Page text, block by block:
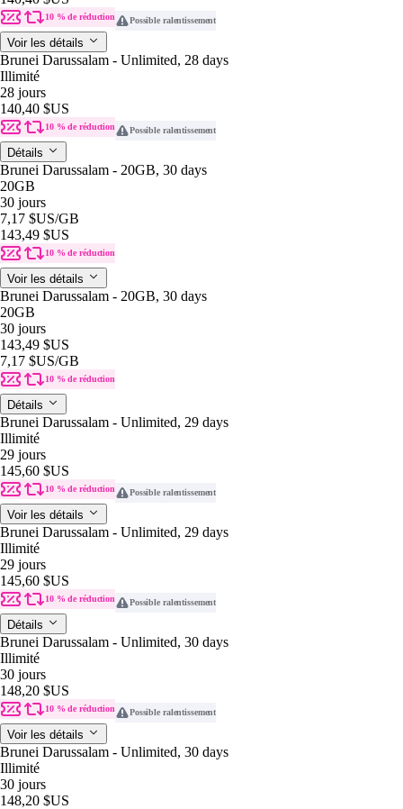
10 % de réduction Possible ralentissement
Voir les détails
Brunei Darussalam - Unlimited, 28 days
Illimité
28 jours
140,40 $US
10 % de réduction Possible ralentissement
Détails
Brunei Darussalam - 20GB, 30 days
20GB
30 jours
7,17 $US/GB
143,49 $US
10 % de réduction
Voir les détails
Brunei Darussalam - 20GB, 30 days
20GB
30 jours
143,49 $US
7,17 $US/GB
10 % de réduction
Détails
Brunei Darussalam - Unlimited, 29 days
Illimité
29 jours
145,60 $US
10 % de réduction Possible ralentissement
Voir les détails
Brunei Darussalam - Unlimited, 29 days
Illimité
29 jours
145,60 $US
10 % de réduction Possible ralentissement
Détails
Brunei Darussalam - Unlimited, 30 days
Illimité
30 jours
148,20 $US
10 % de réduction Possible ralentissement
Voir les détails
Brunei Darussalam - Unlimited, 30 days
Illimité
30 jours
148,20 $US